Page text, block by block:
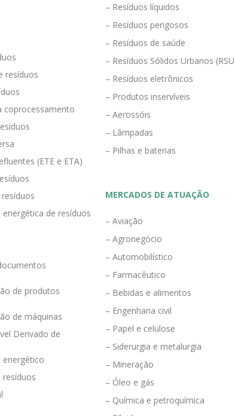
resíduos
coprocessamento
(ETE e ETA)
energética de resíduos
de produtos
de máquinas
Derivado de
resíduos
– Resíduos líquidos
– Resíduos perigosos
– Resíduos de saúde
– Resíduos Sólidos Urbanos
– Resíduos eletrônicos
– Produtos inservíveis
– Aerossóis
– Lâmpadas
– Pilhas e baterias
MERCADOS DE ATUAÇÃO
– Aviação
– Agronegócio
– Automobilístico
– Farmacêutico
– Bebidas e alimentos
– Engenharia civil
– Papel e celulose
– Siderurgia e metalurgia
– Mineração
– Óleo e gás
– Química e petroquímica